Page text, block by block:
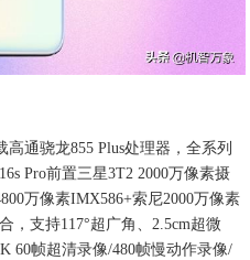
通骁龙855 Plus处理器，全系列
Pro前置三星3T2 2000万像素摄
万像素IMX586+索尼2000万像素
，支持117°超广角、2.5cm超微
60帧超清录像/480帧慢动作录像/